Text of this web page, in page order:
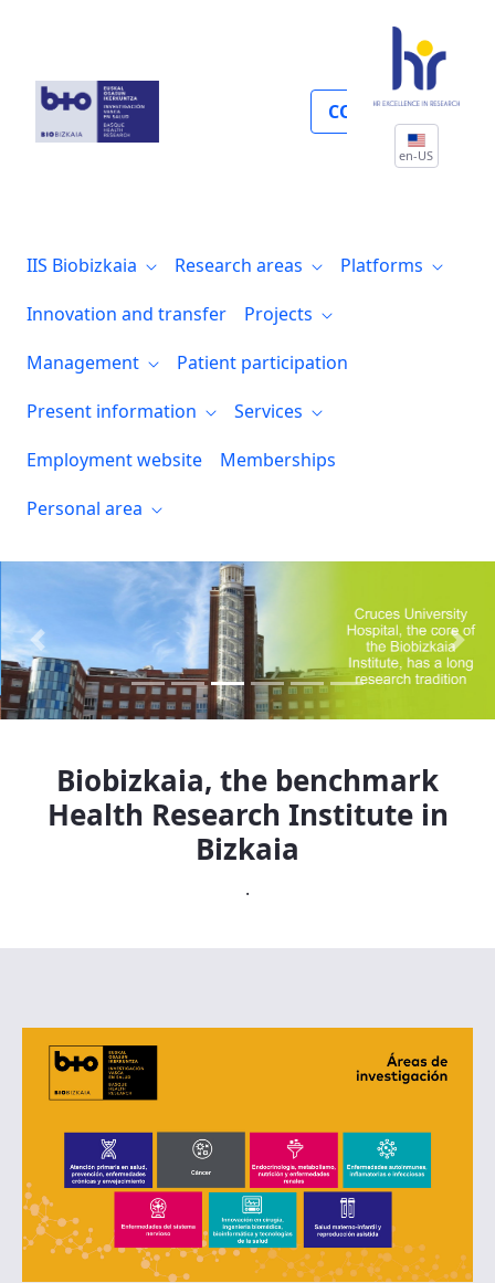
COLLABORATE
en-US
IIS Biobizkaia Research areas
Platforms
Innovation and transfer
Projects
Management
Patient participation
Present information
Services
Employment website
Memberships
Personal area
Previous Next
Biobizkaia, the benchmark
Health Research Institute in
Bizkaia
.